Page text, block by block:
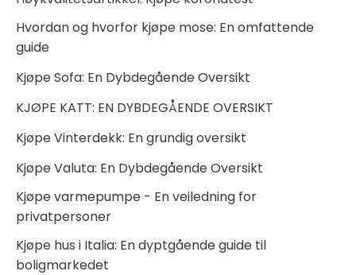
Hvordan og hvorfor kjøpe mose: En omfattende
guide
Kjøpe Sofa: En Dybdegående Oversikt
KJØPE KATT: EN DYBDEGÅENDE OVERSIKT
Kjøpe Vinterdekk: En grundig oversikt
Kjøpe Valuta: En Dybdegående Oversikt
Kjøpe varmepumpe - En veiledning for
privatpersoner
Kjøpe hus i Italia: En dyptgående guide til
boligmarkedet